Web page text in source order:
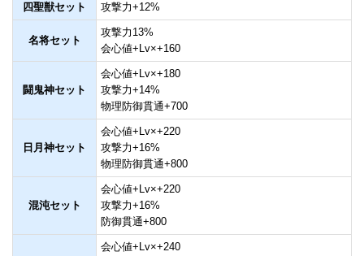
四聖獣セット 攻撃力+12%
名将セット
攻撃力13%
会心値+Lv×+160
闘鬼神セット
会心値+Lv×+180
攻撃力+14%
物理防御貫通+700
日月神セット
会心値+Lv×+220
攻撃力+16%
物理防御貫通+800
混沌セット
会心値+Lv×+220
攻撃力+16%
防御貫通+800
会心値+Lv×+240